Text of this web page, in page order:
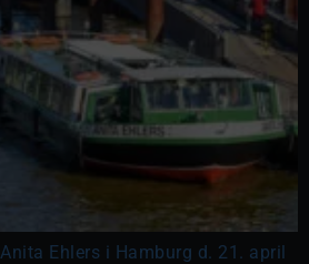
Anita Ehlers i Hamburg d. 21. april